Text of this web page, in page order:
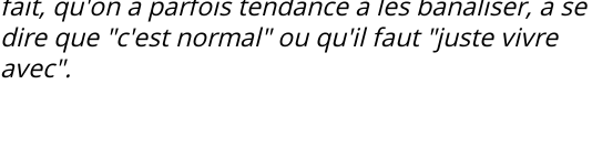
dire que "c'est normal" ou qu'il faut "juste vivre
avec".